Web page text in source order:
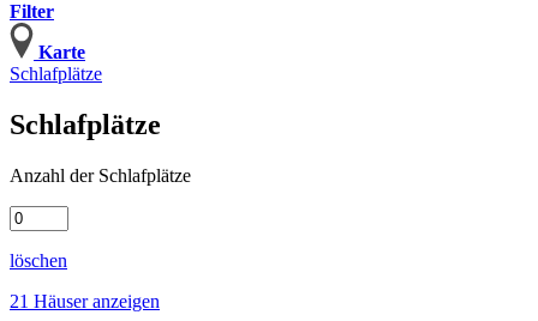
Filter
Karte
Schlafplätze
Schlafplätze
Anzahl der Schlafplätze
löschen
21 Häuser anzeigen